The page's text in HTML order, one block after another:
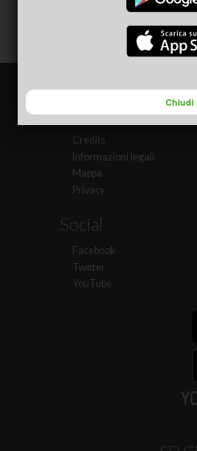
‹ precedente 1
7
8
YouDOC
Credits
Informazioni legali
Mappa
Privacy
Social
Facebook
Twitter
YouTube
Chiudi